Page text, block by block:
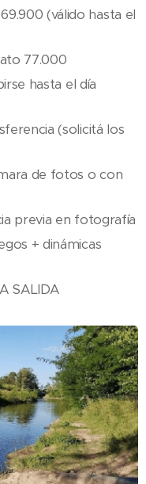
69.900 (válido hasta el
77.000
hasta el día
(solicitá los
de fotos o con
previa en fotografía
+ dinámicas
SALIDA